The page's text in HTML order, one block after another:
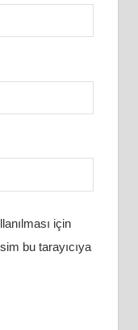
için
bu tarayıcıya